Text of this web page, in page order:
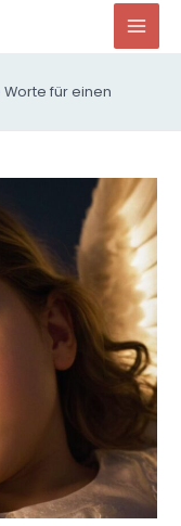
für einen